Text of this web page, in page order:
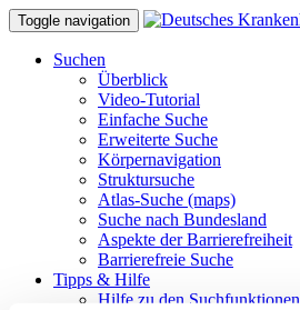
Toggle navigation
Suchen
Überblick
Video-Tutorial
Einfache Suche
Erweiterte Suche
Körpernavigation
Struktursuche
Atlas-Suche (maps)
Suche nach Bundesland
Aspekte der Barrierefreiheit
Barrierefreie Suche
Tipps & Hilfe
Hilfe zu den Suchfunktionen